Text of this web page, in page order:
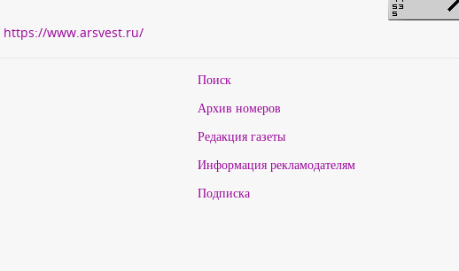
https://www.arsvest.ru/
Поиск
Архив номеров
Редакция газеты
Информация рекламодателям
Подписка